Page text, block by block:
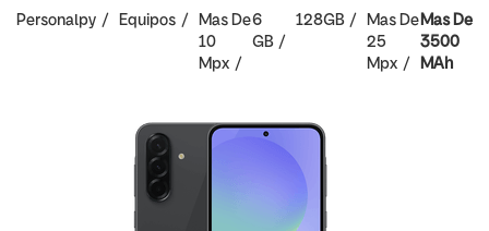
Personalpy Equipos
Mas De
10
Mpx
6
GB
128GB
Mas De
25
Mpx
Mas De
3500
MAh